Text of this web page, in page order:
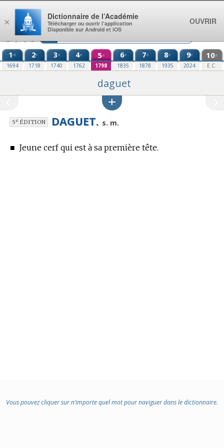
Aller au contenu
1re
1694
2e
1718
3e
1740
4e
1762
5e
1798
6e
1835
7e
1878
8e
1935
9e
2024
10e
E.C.
daguet
5eÉDITION DAGUET. s. m.
■ Jeune cerf qui est à sa première tête.
Vous pouvez cliquer sur n’importe quel mot pour naviguer dans le dictionnaire.
×
Dictionnaire de l’Académie
Télécharger ou ouvrir l’application
Disponible sur Android et iOS
OUVRIR